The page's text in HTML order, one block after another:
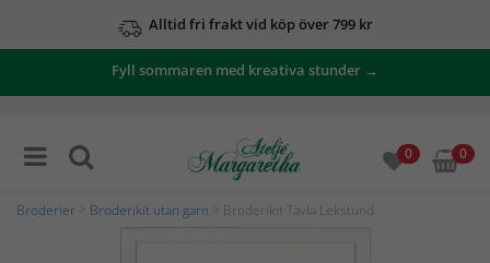
Alltid fri frakt vid köp över 799 kr
Fyll sommaren med kreativa stunder →
0 0
Broderier Broderikit utan garn > Broderikit Tavla Lekstund